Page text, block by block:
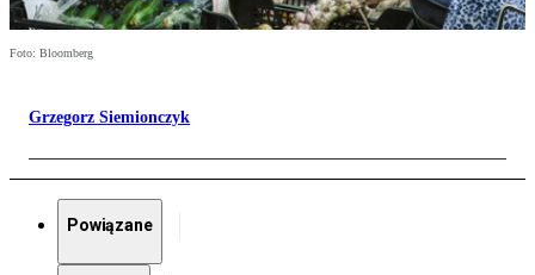
Foto: Bloomberg
Grzegorz Siemionczyk
Powiązane